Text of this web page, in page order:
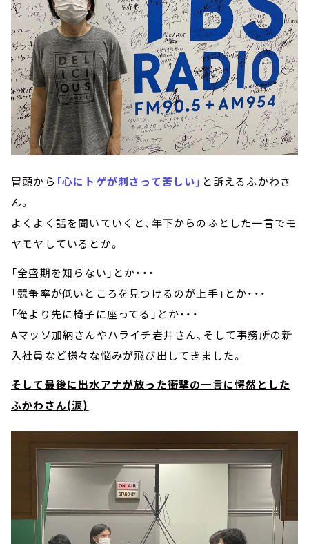
冒頭から 「心にトゲが刺さって苦しい」 と訴えるふかわさ
ん。
よくよく話を聞いていくと、年下からのふとした一言でモ
ヤモヤしているとか。
「全盛期を知らない」とか・・・
「競争率が低いところを見つけるのが上手」とか・・・
「俺より先に椅子に座ってる」とか・・・
Aマッソ加納さんやハライチ岩井さん、そして事務所の新
入社員など様々な悩みが飛び出してきました。
そして最後に出水アナが放った衝撃の一言に愕然とした
ふかわさん(涙)